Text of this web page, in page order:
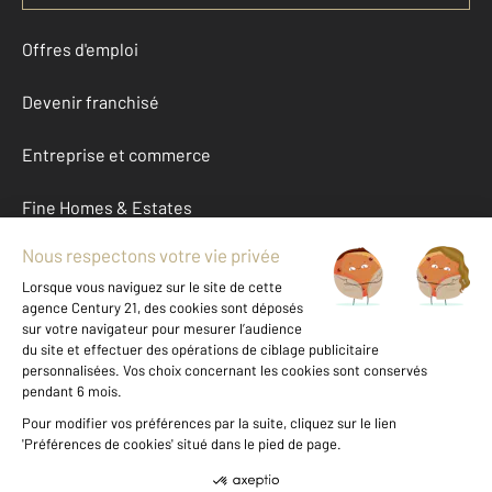
Offres d'emploi
Devenir franchisé
Entreprise et commerce
Fine Homes & Estates
À propos
International
Nous contacter